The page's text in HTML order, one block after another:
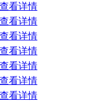
查看详情
查看详情
查看详情
查看详情
查看详情
查看详情
查看详情